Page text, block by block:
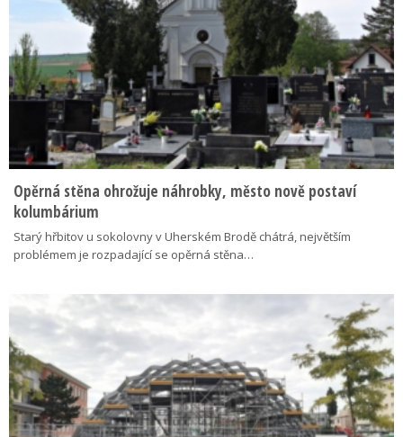
Opěrná stěna ohrožuje náhrobky, město nově postaví
kolumbárium
Starý hřbitov u sokolovny v Uherském Brodě chátrá, největším
problémem je rozpadající se opěrná stěna…